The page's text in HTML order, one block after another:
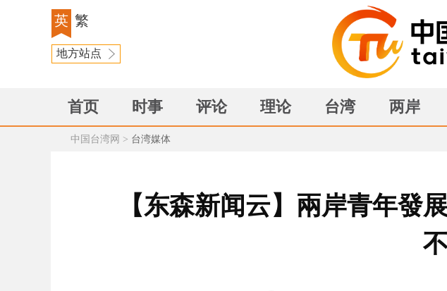
英 繁
地方站点
首页 时事 评论 理论 台湾 两岸
中国台湾网 > 台湾媒体
【东森新闻云】兩岸青年